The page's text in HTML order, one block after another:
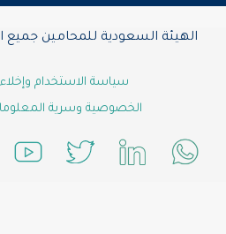
الهيئة السعودية للمحامين جميع
سياسة الاستخدام وإخلاء
الخصوصية وسرية المعلومات